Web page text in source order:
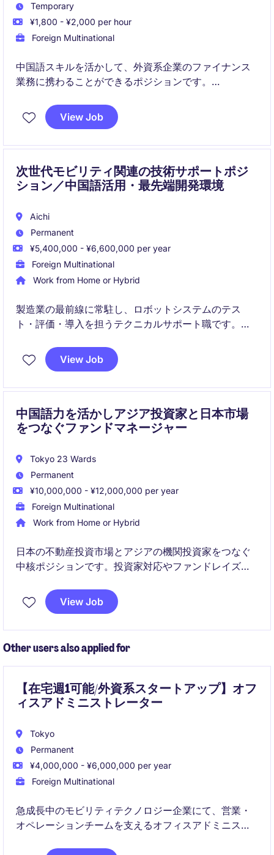
Temporary
¥1,800 - ¥2,000 per hour
Foreign Multinational
中国語スキルを活かして、外資系企業のファイナンス
業務に携わることができるポジションです。
がらキャリアアップを目指せます。
View Job
次世代モビリティ関連の技術サポートポジ
ション／中国語活用・最先端開発環境
Aichi
Permanent
¥5,400,000 - ¥6,600,000 per year
Foreign Multinational
Work from Home or Hybrid
製造業の最前線に常駐し、ロボットシステムのテス
ト・評価・導入を担うテクニカルサポート職です。
単なる保守ではなく、「この人がいないと回らない」
技術的ハブとして活躍いただきます。
View Job
中国語力を活かしアジア投資家と日本市場
をつなぐファンドマネージャー
Tokyo 23 Wards
Permanent
¥10,000,000 - ¥12,000,000 per year
Foreign Multinational
Work from Home or Hybrid
日本の不動産投資市場とアジアの機関投資家をつなぐ
中核ポジションです。投資家対応やファンドレイズを
いただきます。View Job
Other users also applied for
【在宅週1可能/外資系スタートアップ】オフ
ィスアドミニストレーター
Tokyo
Permanent
¥4,000,000 - ¥6,000,000 per year
Foreign Multinational
急成長中のモビリティテクノロジー企業にて、営業・
オペレーションチームを支えるオフィスアドミニスト